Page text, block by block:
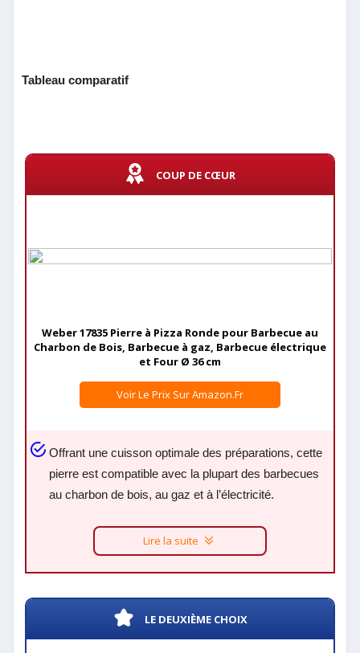
Tableau comparatif
COUP DE CŒUR
Weber 17835 Pierre à Pizza Ronde pour Barbecue au
Charbon de Bois, Barbecue à gaz, Barbecue électrique
et Four Ø 36 cm
Voir Le Prix Sur Amazon.fr
Offrant une cuisson optimale des préparations, cette
pierre est compatible avec la plupart des barbecues
au charbon de bois, au gaz et à l’électricité.
Lire la suite
LE DEUXIÈME CHOIX